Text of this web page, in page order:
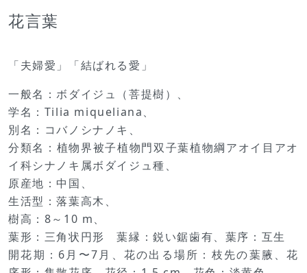
花言葉
「夫婦愛」「結ばれる愛」
一般名：ボダイジュ（菩提樹）、
学名：Tilia miqueliana、
別名：コバノシナノキ、
分類名：植物界被子植物門双子葉植物綱アオイ目アオ
イ科シナノキ属ボダイジュ種、
原産地：中国、
生活型：落葉高木、
樹高：8～10 m、
葉形：三角状円形 葉縁：鋭い鋸歯有、葉序：互生
開花期：6月〜7月、花の出る場所：枝先の葉腋、花